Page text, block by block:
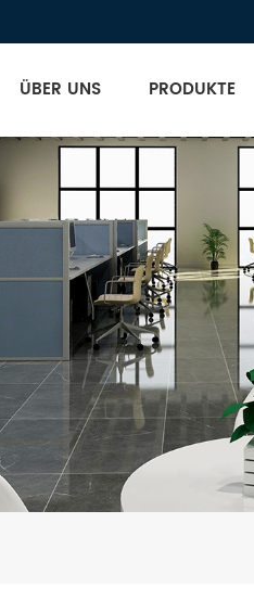
ÜBER UNS PRODUKTE